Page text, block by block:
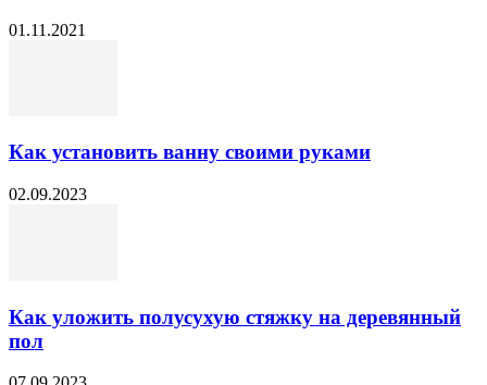
01.11.2021
Как установить ванну своими руками
02.09.2023
Как уложить полусухую стяжку на деревянный
пол